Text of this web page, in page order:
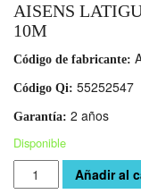
AISENS
10M
Código de fabricante:
Código Qi: 55252547
Garantía: 2 años
Disponible
Cantidad Añadir al